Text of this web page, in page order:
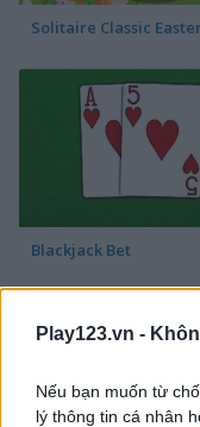
Play123.vn -
Nếu bạn muốn từ
lý thông tin cá nhân
Solitaire Classic Easter
Blackjack Bet